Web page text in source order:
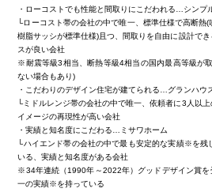
・ローコストでも性能と間取りにこだわれる…シンプ
└ローコスト帯の会社の中で唯一、標準仕様で高断熱
樹脂サッシが標準仕様)且つ、間取りを自由に設計で
スが良い会社
※耐震等級3相当、断熱等級4相当の国内最高等級が
ない場合もあり)
・こだわりのデザイン住宅が建てられる…グランハウ
└ミドルレンジ帯の会社の中で唯一、依頼者に3人以
イメージの再現性が高い会社
・実績と知名度にこだわる…ミサワホーム
└ハイエンド帯の会社の中で最も安定的な実績※を残
いる、実績と知名度がある会社
※34年連続（1990年～2022年）グッドデザイン賞
一の実績※を持っている